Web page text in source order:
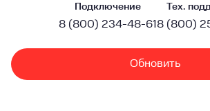
Подключение
8 (800) 234-48-61
Тех.
8 (800)
Обновить